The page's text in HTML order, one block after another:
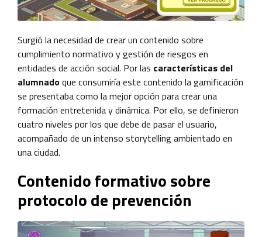
Surgió la necesidad de crear un contenido sobre
cumplimiento normativo y gestión de riesgos en
entidades de acción social. Por las características del
alumnadoque consumiría este contenido la gamificación
se presentaba como la mejor opción para crear una
formación entretenida y dinámica. Por ello, se definieron
cuatro niveles por los que debe de pasar el usuario,
acompañado de un intenso storytelling ambientado en
una ciudad.
Contenido formativo sobre
protocolo de prevención